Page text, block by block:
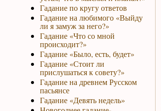
Гадание по кругу ответов
Гадание на любимого «Выйду
ли я замуж за него?»
Гадание «Что со мной
происходит?»
Гадание «Было, есть, будет»
Гадание «Стоит ли
прислушаться к совету?»
Гадание на древнем Русском
пасьянсе
Гадание «Девять недель»